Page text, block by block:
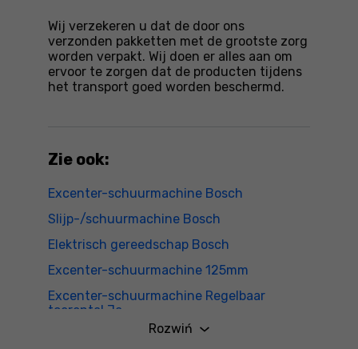
Wij verzekeren u dat de door ons
verzonden pakketten met de grootste zorg
worden verpakt. Wij doen er alles aan om
ervoor te zorgen dat de producten tijdens
het transport goed worden beschermd.
Zie ook:
Excenter-schuurmachine Bosch
Slijp-/schuurmachine Bosch
Elektrisch gereedschap Bosch
Excenter-schuurmachine 125mm
Excenter-schuurmachine Regelbaar
toerental Ja
Excenter-schuurmachine
Rozwiń